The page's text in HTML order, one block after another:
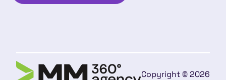
Copyright © 2026